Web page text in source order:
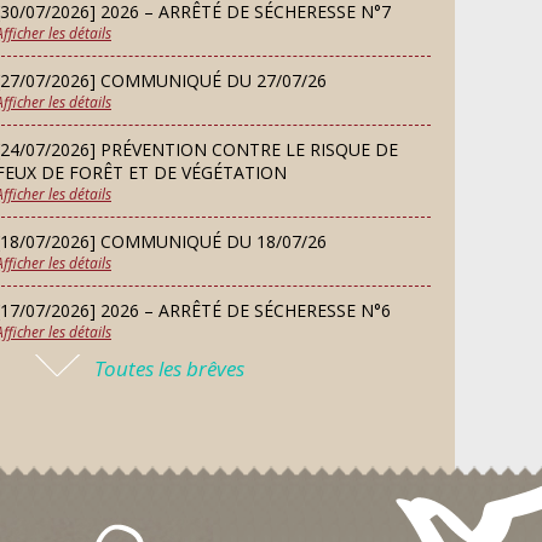
SEP
d’essai gratuit
MARDI
08
SEP
Chorale À travers chants
SAMEDI
12
SEP
Défi de pêche aux leurres
(concept lure house)
13 Repas de fouées
14
Conseil municipal du 14
07/2026] 2026 – ARRÊTÉ DE SÉCHERESSE N°7
les détails
07/2026] COMMUNIQUÉ DU 27/07/26
les détails
07/2026] PRÉVENTION CONTRE LE RISQUE DE
DE FORÊT ET DE VÉGÉTATION
les détails
07/2026] COMMUNIQUÉ DU 18/07/26
les détails
07/2026] 2026 – ARRÊTÉ DE SÉCHERESSE N°6
les détails
[16/07/2026] COMMUNIQUÉ DU 16/07/26
Toutes les brêves